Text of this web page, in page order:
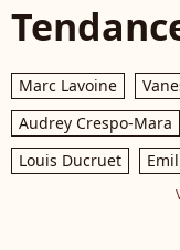
Marc Lavoine
Audrey Crespo-Mara
Louis Ducruet